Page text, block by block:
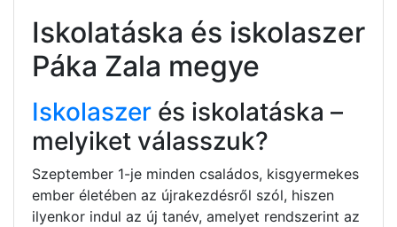
Iskolatáska és iskolaszer
Páka Zala megye
Iskolaszer és iskolatáska –
melyiket válasszuk?
Szeptember 1-je minden családos, kisgyermekes
ember életében az újrakezdésről szól, hiszen
ilyenkor indul az új tanév, amelyet rendszerint az